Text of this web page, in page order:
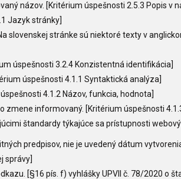
názov. [Kritérium úspešnosti 2.5.3 Popis v
Jazyk stránky]
slovenskej stránke sú niektoré texty v
úspešnosti 3.2.4 Konzistentná identifikácia]
úspešnosti 4.1.1 Syntaktická analýza]
4.1.2 Názov, funkcia, hodnota]
zmene informovaný. [Kritérium úspešnosti
štandardy týkajúce sa prístupnosti
predpisov, nie je uvedený dátum
správy]
[§16 pís. f) vyhlášky UPVII č. 78/2020 o